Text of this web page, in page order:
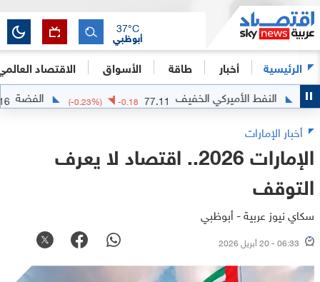
الرئيسية أخبار طاقة الأسواق الاقتصاد
أبوظبي
37°C
الأميركي الخفيف 77.11
-0.18
( -0.23%) الفضة 63.5516
أخبار الإمارات
الإمارات 2026.. اقتصاد لا يعرف
التوقف
سكاي نيوز عربية - أبوظبي
06:33 - 20 أبريل 2026